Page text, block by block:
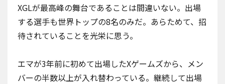
XGLが最高峰の舞台であることは間違いない。出場
する選手も世界トップの8名のみだ。あらためて、招
待されていることを光栄に思う。
エマが3年前に初めて出場したXゲームズから、メン
バーの半数以上が入れ替わっている。継続して出場